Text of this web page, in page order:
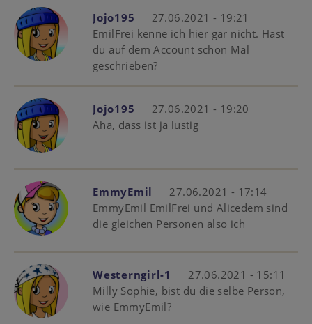
Jojo195
27.06.2021 - 19:21
EmilFrei kenne ich hier gar nicht. Hast
du auf dem Account schon Mal
geschrieben?
Jojo195
27.06.2021 - 19:20
Aha, dass ist ja lustig
EmmyEmil
27.06.2021 - 17:14
EmmyEmil EmilFrei und Alicedem sind
die gleichen Personen also ich
Westerngirl-1
27.06.2021 - 15:11
Milly Sophie, bist du die selbe Person,
wie EmmyEmil?